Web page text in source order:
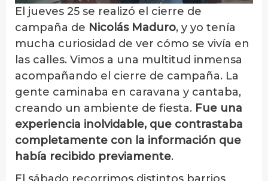
El jueves 25 se realizó el cierre de
campaña de Nicolás Maduro, y yo tenía
mucha curiosidad de ver cómo se vivía en
las calles. Vimos a una multitud inmensa
acompañando el cierre de campaña. La
gente caminaba en caravana y cantaba,
creando un ambiente de fiesta. Fue una
experiencia inolvidable, que contrastaba
completamente con la información que
había recibido previamente.